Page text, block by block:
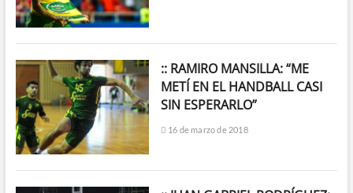
:: RAMIRO MANSILLA: “ME
METÍ EN EL HANDBALL CASI
SIN ESPERARLO”
16 de marzo de 2018